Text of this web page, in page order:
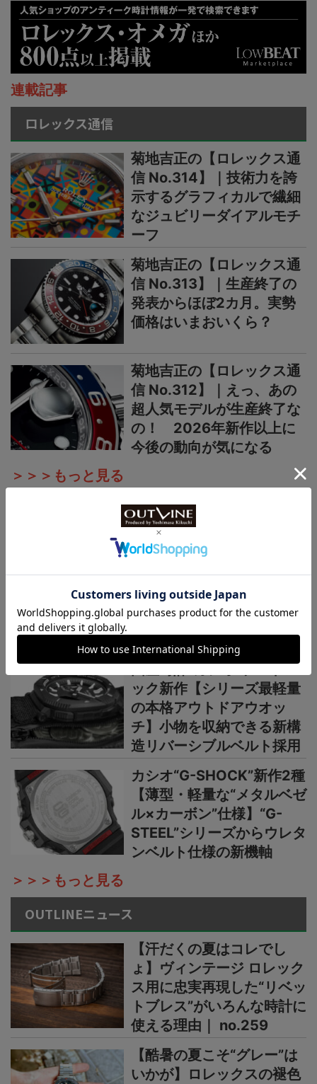
連載記事
ロレックス通信
菊地吉正の【ロレックス通
信 No.314】｜技術力を誇
示するグラフィカルで繊細
なジュビリーダイアルモチ
ーフ
菊地吉正の【ロレックス通
信 No.313】｜生産終了の
発表からほぼ2カ月。実勢
価格はいまおいくら？
菊地吉正の【ロレックス通
信 No.312】｜えっ、あの
超人気モデルが生産終了な
の！ 2026年新作以上に
今後の動向が気になる
＞＞＞もっと見る
カシオ“G-SHOCK”新作
の地平線をテーマにし
た“MASTER OF G”ニュー
カラーシリーズ
国産時計“カシオ”プロトレ
ック新作【シリーズ最軽量
の本格アウトドアウオッ
チ】小物を収納できる新構
造リバーシブルベルト採用
カシオ“G-SHOCK”新作2種
【薄型・軽量な“メタルベゼ
ル×カーボン”仕様】“G-
STEEL”シリーズからウレタ
ンベルト仕様の新機軸
＞＞＞もっと見る
OUTLINEニュース
【汗だくの夏はコレでし
ょ】ヴィンテージ ロレック
ス用に忠実再現した“リベッ
トブレス”がいろんな時計に
使える理由｜ no.259
【酷暑の夏こそ“グレー”は
いかが】ロレックスの褪色